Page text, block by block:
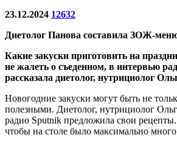
23.12.2024 12632
Диетолог Панова составила ЗОЖ-
Какие закуски приготовить на
не жалеть о съеденном, в интервью
рассказала диетолог, нутрициолог
Новогодние закуски могут быть не
полезными. Диетолог, нутрициолог
радио Sputnik предложила свои
чтобы на столе было максимально